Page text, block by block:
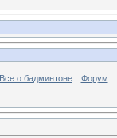
Все о бадминтоне Форум